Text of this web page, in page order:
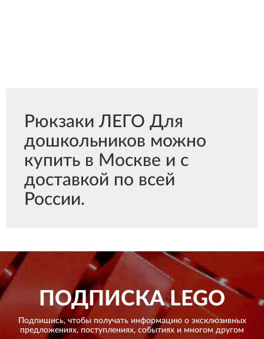
Рюкзаки ЛЕГО Для
дошкольников можно
купить в Москве и с
доставкой по всей
России.
ПОДПИСКАLEGO
Подпишись, чтобы получать информацию о эксклюзивных
предложениях, поступлениях, событиях и многом другом